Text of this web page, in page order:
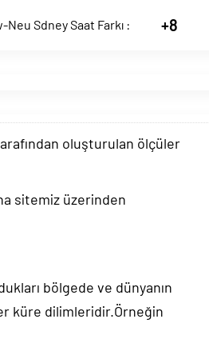
Neu Sdney Saat Farkı : +8
oluşturulan ölçüler
sitemiz üzerinden
bölgede ve dünyanın
küre dilimleridir.Örneğin